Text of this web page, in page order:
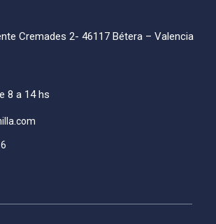
Cremades 2- 46117 Bétera – Valencia
8 a 14 hs